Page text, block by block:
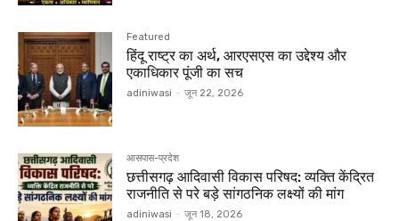
Featured
हिंदू राष्ट्र का अर्थ, आरएसएस का उद्देश्य और
एकाधिकार पूंजी का सच
adiniwasi - जून 22, 2026
आसपास-प्रदेश
छत्तीसगढ़ आदिवासी विकास परिषद: व्यक्ति केंद्रित
राजनीति से परे बड़े सांगठनिक लक्ष्यों की मांग
adiniwasi - जून 18, 2026